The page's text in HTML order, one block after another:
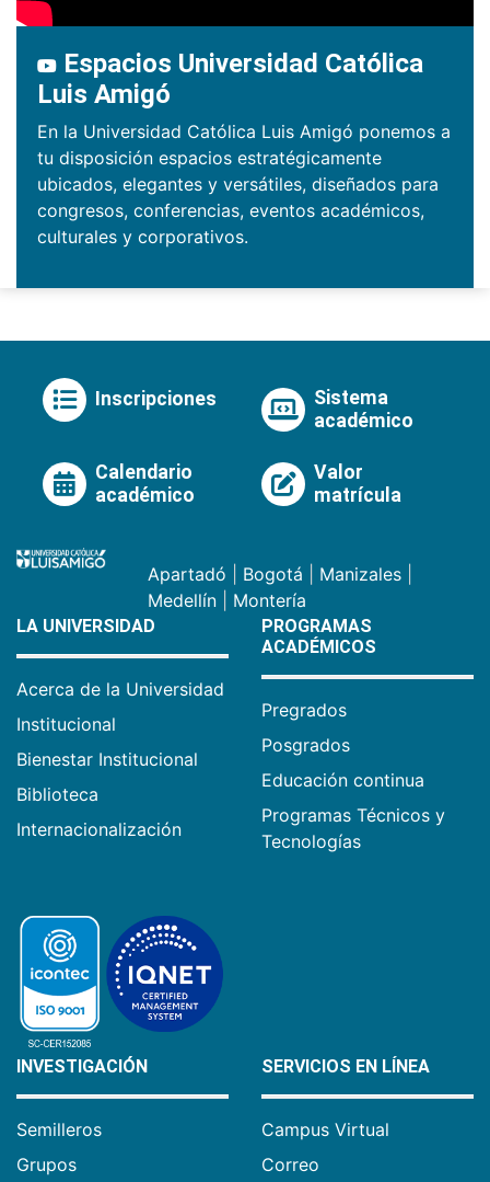
Espacios Universidad Católica
Luis Amigó
En la Universidad Católica Luis Amigó ponemos a
tu disposición espacios estratégicamente
ubicados, elegantes y versátiles, diseñados para
congresos, conferencias, eventos académicos,
culturales y corporativos.
Inscripciones
Sistema
académico
Calendario
académico
Valor
matrícula
Apartadó Bogotá Manizales
Medellín
Montería
LA UNIVERSIDAD
Acerca de la Universidad
Institucional
Bienestar Institucional
Biblioteca
Internacionalización
PROGRAMAS
ACADÉMICOS
Pregrados
Posgrados
Educación continua
Programas Técnicos y
Tecnologías
INVESTIGACIÓN
Semilleros
Grupos
SERVICIOS EN LÍNEA
Campus Virtual
Correo